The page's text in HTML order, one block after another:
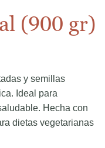
(900 gr)
y semillas
Ideal para
Hecha con
dietas vegetarianas